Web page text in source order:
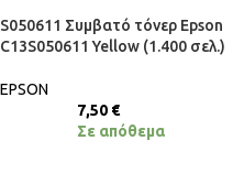
S050611 Συμβατό τόνερ Epson
C13S050611 Yellow (1.400 σελ.)
EPSON
7,50 €
Σε απόθεμα